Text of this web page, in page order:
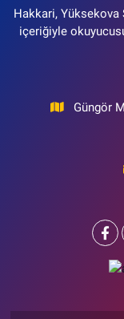
Hakkari, Yüksekova
içeriğiyle
Güngör